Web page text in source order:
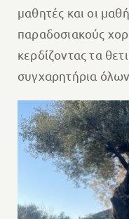
μαθητές και οι
παραδοσιακούς
κερδίζοντας τα
συγχαρητήρια όλων.